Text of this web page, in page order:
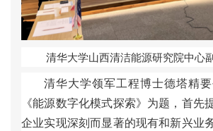
清华大学山西清洁能源研究院中心
清华大学领军工程博士德塔精要
《能源数字化模式探索》 为题 ， 首先
企业实现深刻而显著的现有和新兴业